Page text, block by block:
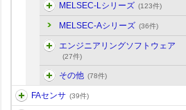
MELSEC-Lシリーズ (123件)
MELSEC-Aシリーズ (36件)
エンジニアリングソフトウェア
(27件)
その他 (78件)
FAセンサ (39件)